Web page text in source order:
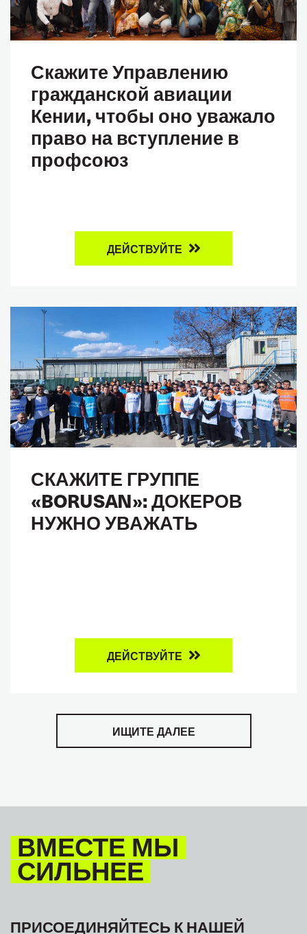
Скажите Управлению
гражданской авиации
Кении, чтобы оно уважало
право на вступление в
профсоюз
ДЕЙСТВУЙТЕ
СКАЖИТЕ ГРУППЕ
«BORUSAN»: ДОКЕРОВ
НУЖНО УВАЖАТЬ
ДЕЙСТВУЙТЕ
ИЩИТЕ ДАЛЕЕ
ВМЕСТЕ МЫ
СИЛЬНЕЕ
ПРИСОЕДИНЯЙТЕСЬ К НАШЕЙ